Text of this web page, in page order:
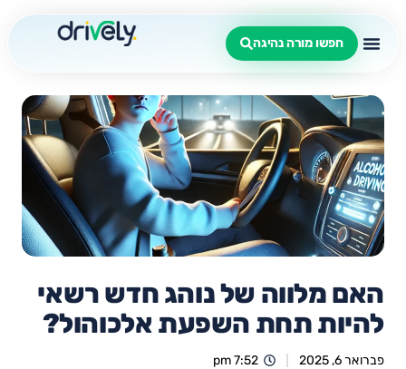
חפשו מורה נהיגה
האם מלווה של נוהג חדש רשאי
להיות תחת השפעת אלכוהול?
פברואר 6, 2025 7:52 pm